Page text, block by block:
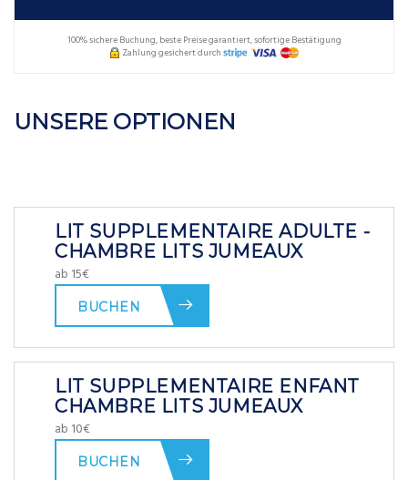
100% sichere Buchung, beste Preise garantiert, sofortige Bestätigung
Zahlung gesichert durch
UNSERE OPTIONEN
LIT SUPPLEMENTAIRE ADULTE -
CHAMBRE LITS JUMEAUX
ab 15€
BUCHEN
LIT SUPPLEMENTAIRE ENFANT
CHAMBRE LITS JUMEAUX
ab 10€
BUCHEN